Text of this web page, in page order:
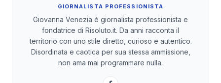
GIORNALISTA PROFESSIONISTA
Giovanna Venezia è giornalista professionista e
fondatrice di Risoluto.it. Da anni racconta il
territorio con uno stile diretto, curioso e autentico.
Disordinata e caotica per sua stessa ammissione,
non ama mai programmare nulla.